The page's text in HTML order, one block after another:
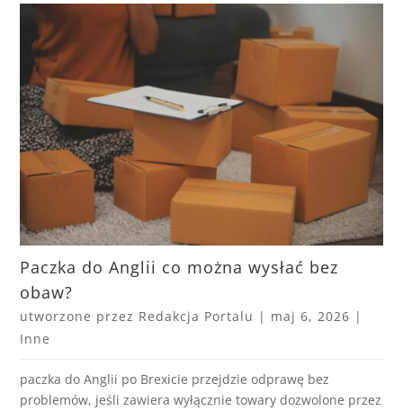
Paczka do Anglii co można wysłać bez
obaw?
utworzone przez Redakcja Portalu | maj 6, 2026 |
Inne
paczka do Anglii po Brexicie przejdzie odprawę bez
problemów, jeśli zawiera wyłącznie towary dozwolone przez